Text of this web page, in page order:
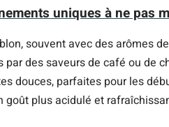
uniques à ne pas
souvent avec des arômes
par des saveurs de café ou de
douces, parfaites pour les
goût plus acidulé et